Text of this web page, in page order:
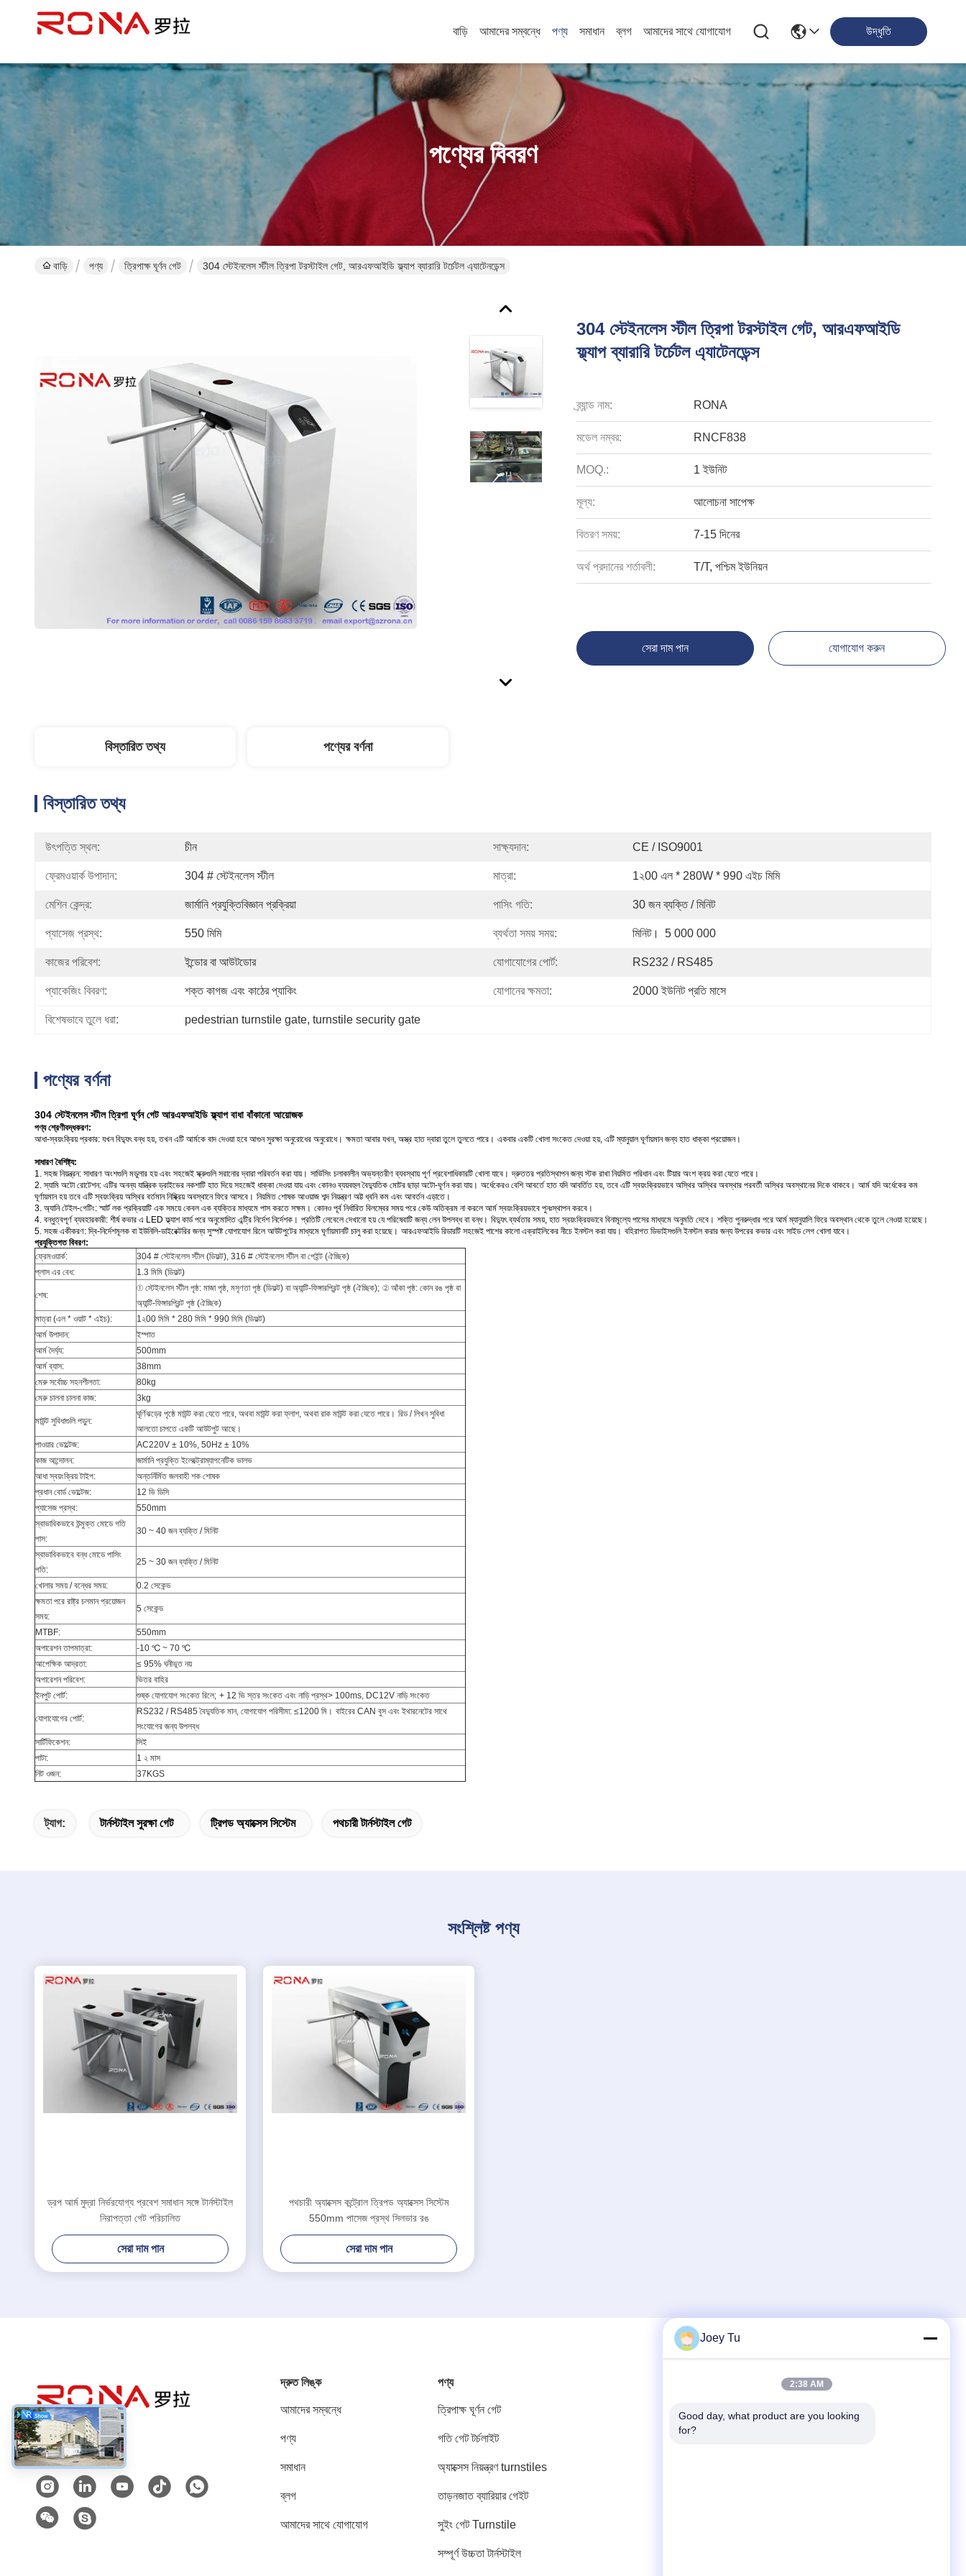
বাড়ি আমাদের সম্বন্ধে পণ্য সমাধান ব্লগ আমাদের সাথে যোগাযোগ উদ্ধৃতি
পণ্যের বিবরণ
বাড়ি পণ্য ত্রিপাক্ষ ঘূর্ণন গেট 304 স্টেইনলেস স্টীল ত্রিপা টরস্টাইল গেট, আরএফআইডি ফ্ল্যাপ ব্যারারি টর্চেটল এ্যাটেনডেন্স
304 স্টেইনলেস স্টীল ত্রিপা টরস্টাইল গেট, আরএফআইডি
ফ্ল্যাপ ব্যারারি টর্চেটল এ্যাটেনডেন্স
ব্র্যান্ড নাম: RONA
মডেল নম্বর: RNCF838
MOQ.: 1 ইউনিট
মূল্য: আলোচনা সাপেক্ষ
বিতরণ সময়: 7-15 দিনের
অর্থ প্রদানের শর্তাবলী: T/T, পশ্চিম ইউনিয়ন
সেরা দাম পান যোগাযোগ করুন
বিস্তারিত তথ্য পণ্যের বর্ণনা
বিস্তারিত তথ্য
উৎপত্তি স্থল: চীন সাক্ষ্যদান: CE / ISO9001
ফ্রেমওয়ার্ক উপাদান: 304 # স্টেইনলেস স্টীল মাত্রা: 1২00 এল * 280W * 990 এইচ মিমি
মেশিন কেন্দ্র: জার্মানি প্রযুক্তিবিজ্ঞান প্রক্রিয়া পাসিং গতি: 30 জন ব্যক্তি / মিনিট
প্যাসেজ প্রস্থ: 550 মিমি ব্যর্থতা সময় সময়: মিনিট।  5 000 000
কাজের পরিবেশ: ইন্ডোর বা আউটডোর যোগাযোগের পোর্ট: RS232 / RS485
প্যাকেজিং বিবরণ: শক্ত কাগজ এবং কাঠের প্যাকিং যোগানের ক্ষমতা: 2000 ইউনিট প্রতি মাসে
বিশেষভাবে তুলে ধরা: pedestrian turnstile gate, turnstile security gate
পণ্যের বর্ণনা
304 স্টেইনলেস স্টীল ত্রিপা ঘূর্ণন গেট আরএফআইডি ফ্ল্যাপ বাধা বাঁকানো আয়োজক
পণ্য শ্রেণীবদ্ধকরণ:
আধা-স্বয়ংক্রিয় প্রকার: যখন বিদ্যুৎ বন্ধ হয়, তখন এটি আর্মকে বাদ দেওয়া হবে আগুন সুরক্ষা অনুরোধের অনুরোধে। ক্ষমতা আবার যখন, অস্ত্র হাত দ্বারা তুলে তুলতে পারে। একবার একটি খোলা সংকেত দেওয়া হয়, এটি ম্যানুয়াল ঘূর্ণায়মান জন্য হাত ধাক্কা প্রয়োজন।
সাধারণ বৈশিষ্ট্য:
1. সহজ নিয়ন্ত্রন: সাধারণ অংশগুলি মডুলার হয় এবং সহজেই স্ক্রুগুলি সরানোর দ্বারা পরিবর্তন করা যায়। সার্ভিসিং চলাকালীন অভ্যন্তরীণ ব্যবস্থায় পূর্ণ প্রবেশাধিকারটি খোলা যাবে। দ্রুততর প্রতিস্থাপন জন্য স্টক রাখা নিয়মিত পরিধান এবং টিয়ার অংশ ক্রয় করা যেতে পারে।
2. স্যামি অটো রোটেশন: এটির অনন্য যান্ত্রিক ড্রাইভের নকশাটি হাত দিয়ে সহজেই ধাক্কা দেওয়া যায় এবং কোনও ব্যয়বহুল বৈদ্যুতিক মোটর ছাড়া অটো-ঘূর্ণন করা যায়। অর্ধেকেরও বেশি আবর্তে হাত যদি আবর্তিত হয়, তবে এটি স্বয়ংক্রিয়ভাবে অস্থির অস্থির অবস্থার পরবর্তী অস্থির অবস্থানের দিকে থাকবে। আর্ম যদি অর্ধেকের কম
ঘূর্ণায়মান হয় তবে এটি স্বয়ংক্রিয় অস্থির বর্তমান নিষ্ক্রিয় অবস্থানে ফিরে আসবে। নিয়মিত শোষক আওয়াজ শব্দ নিয়ন্ত্রণ অট্ট ধ্বনি কম এবং আবর্তন এড়াতে।
3. অ্যানি টেইল-গেটিং: স্মার্ট লক প্রক্রিয়াটি এক সময়ে কেবল এক ব্যক্তির মাধ্যমে পাস করতে সক্ষম। কোনও পূর্ব নির্ধারিত বিলম্বের সময় পরে কেউ অতিক্রম না করলে আর্ম স্বয়ংক্রিয়ভাবে পুনঃস্থাপন করবে।
4. বন্ধুত্বপূর্ণ ব্যবহারকারী: শীর্ষ কভার এ LED ফ্ল্যাশ কার্ড পরে অনুমোদিত এন্ট্রি নির্দেশ নির্দেশক। প্রতিটি লেবেলে দেখানো হয় যে পরিষেবাটি জন্য লেন উপলব্ধ বা বন্ধ। বিদ্যুৎ ব্যর্থতার সময়, হাত স্বয়ংক্রিয়ভাবে বিনামূল্যে পাসের মাধ্যমে অনুমতি দেবে। শক্তি পুনরুদ্ধার পরে আর্ম ম্যানুয়ালি ফিরে অবস্থান থেকে তুলে নেওয়া হয়েছে।
5. সহজ একীকরণ: দ্বি-নির্দেশমূলক বা ইউনিলি-ডাইরেক্টরির জন্য সুস্পষ্ট যোগাযোগ রিলে আউটপুটের মাধ্যমে ঘূর্ণায়মানটি চালু করা হয়েছে। আরএফআইডি রিডারটি সহজেই পাশের কালো এক্রাইলিকের নীচে ইনস্টল করা যায়। বহিরাগত ডিভাইসগুলি ইনস্টল করার জন্য উপরের কভার এবং সাইড লেগ খোলা যাবে।
প্রযুক্তিগত বিবরণ:
ফ্রেমওয়ার্ক:
304 # স্টেইনলেস স্টীল (ডিফল্ট), 316 # স্টেইনলেস স্টীল বা পেইন্ট (ঐচ্ছিক)
প্লাস এর বেধ:
1.3 মিমি (ডিফল্ট)
শেষ:
① স্টেইনলেস স্টীল পৃষ্ঠ: মাজা পৃষ্ঠ, মসৃণতা পৃষ্ঠ (ডিফল্ট) বা অ্যান্টি-ফিঙ্গারপ্রিন্ট পৃষ্ঠ (ঐচ্ছিক); ② আঁকা পৃষ্ঠ: কোন রঙ পৃষ্ঠ বা
অ্যান্টি-ফিঙ্গারপ্রিন্ট পৃষ্ঠ (ঐচ্ছিক)
মাত্রা (এল * ওয়াট * এইচ):
1২00 মিমি * 280 মিমি * 990 মিমি (ডিফল্ট)
আর্ম উপাদান:
ইস্পাত
আর্ম দৈর্ঘ্য:
500mm
আর্ম ব্যাস:
38mm
মেরু সর্বোচ্চ সহনশীলতা:
80kg
মেরু চালনা চালনা কাজ:
3kg
মাউন্ট সুবিধাগুলি পড়ুন:
ঘূর্ণিঝড়ের পৃষ্ঠে মাউন্ট করা যেতে পারে, অথবা মাউন্ট করা ফ্লাশ, অথবা রাক মাউন্ট করা যেতে পারে। রিড / লিখন সুবিধা
আলতো চাপতে একটি আউটপুট আছে।
পাওয়ার ভোল্টেজ:
AC220V ± 10%, 50Hz ± 10%
কাজ আন্দোলন:
জার্মানি প্রযুক্তি ইলেক্ট্রোম্যাগনেটিক ভালভ
আধা স্বয়ংক্রিয় টাইপ:
অন্তর্নির্মিত জলবাহী শক শোষক
প্রধান বোর্ড ভোল্টেজ:
12 ভি ডিসি
প্যাসেজ প্রস্থ:
550mm
স্বাভাবিকভাবে উন্মুক্ত মোডে গতি
পাস:
30 ~ 40 জন ব্যক্তি / মিনিট
স্বাভাবিকভাবে বন্ধ মোডে পাসিং
গতি:
25 ~ 30 জন ব্যক্তি / মিনিট
খোলার সময় / বন্ধের সময়:
0.2 সেকেন্ড
ক্ষমতা পরে রাষ্ট্র চলমান প্রয়োজন
সময়:
5 সেকেন্ড
MTBF:
550mm
অপারেশন তাপমাত্রা:
-10 ℃ ~ 70 ℃
আপেক্ষিক আদ্রতা:
≤ 95% ঘনীভূত নয়
অপারেশন পরিবেশ:
ভিতর বাহির
ইনপুট পোর্ট:
শুষ্ক যোগাযোগ সংকেত রিলে; + 12 ভি স্তর সংকেত এবং নাড়ি প্রস্থ> 100ms, DC12V নাড়ি সংকেত
যোগাযোগের পোর্ট:
RS232 / RS485 বৈদ্যুতিক মান, যোগাযোগ পরিসীমা: ≤1200 মি। বাইরের CAN বুস এবং ইথারনেটের সাথে
সংযোগের জন্য উপলব্ধ
সার্টিফিকেশন:
সিই
পাটা:
1 ২ মাস
নিট ওজন:
37KGS
ট্যাগ: টার্নস্টাইল সুরক্ষা গেট ট্রিপড অ্যাক্সেস সিস্টেম পথচারী টার্নস্টাইল গেট
সংশ্লিষ্ট পণ্য
ড্রপ আর্ম মুদ্রা নির্ভরযোগ্য প্রবেশ সমাধান সঙ্গে টার্নস্টাইল
নিরাপত্তা গেট পরিচালিত
সেরা দাম পান
পথচারী অ্যাক্সেস কন্ট্রোল ত্রিপড অ্যাক্সেস সিস্টেম
550mm পাসেজ প্রস্থ সিলভার রঙ
সেরা দাম পান
সোশ্যাল মিডিয়া
দ্রুত লিঙ্ক
আমাদের সম্বন্ধে
পণ্য
সমাধান
ব্লগ
আমাদের সাথে যোগাযোগ
পণ্য
ত্রিপাক্ষ ঘূর্ণন গেট
গতি গেট টর্চলাইট
অ্যাক্সেস নিয়ন্ত্রণ turnstiles
তাড়নজাত ব্যারিয়ার গেইট
সুইং গেট Turnstile
সম্পূর্ণ উচ্চতা টার্নস্টাইল
টেলিফোন
Joey Tu
2:38 AM
Good day, what product are you looking
for?